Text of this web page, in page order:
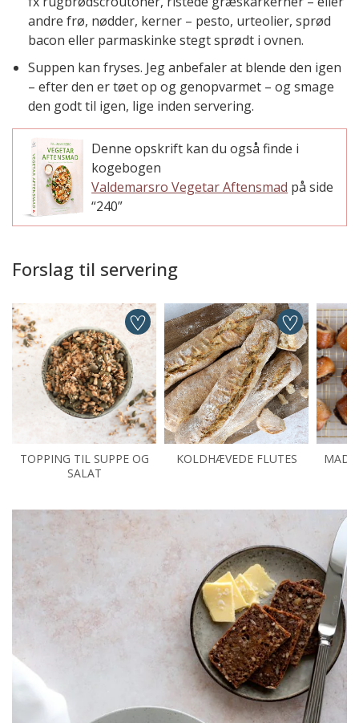
andre frø, nødder, kerner – pesto, urteolier, sprød
bacon eller parmaskinke stegt sprødt i ovnen.
Suppen kan fryses. Jeg anbefaler at blende den igen
– efter den er tøet op og genopvarmet – og smage
den godt til igen, lige inden servering.
Denne opskrift kan du også finde i
kogebogen
Valdemarsro Vegetar Aftensmad på side
“240”
Forslag til servering
TOPPING TIL SUPPE OG
SALAT
KOLDHÆVEDE FLUTES